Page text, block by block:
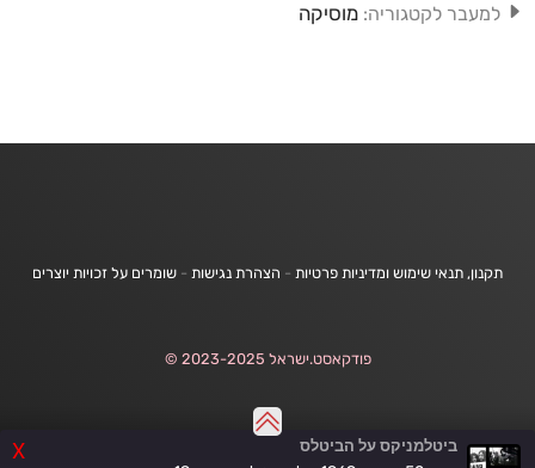
X ביטלמניקס על הביטלס
למעבר לקטגוריה: מוסיקה
תקנון, תנאי שימוש ומדיניות פרטיות - הצהרת נגישות - שומרים על זכויות יוצרים
פודקאסט.ישראל 2023-2025 ©